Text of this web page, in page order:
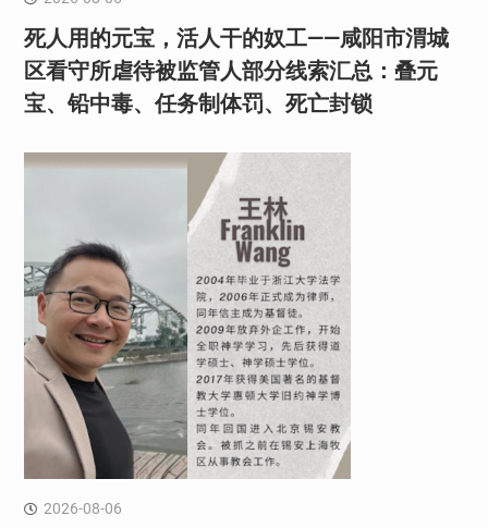
死人用的元宝，活人干的奴工——咸阳市渭城
区看守所虐待被监管人部分线索汇总：叠元
宝、铅中毒、任务制体罚、死亡封锁
2026-08-06